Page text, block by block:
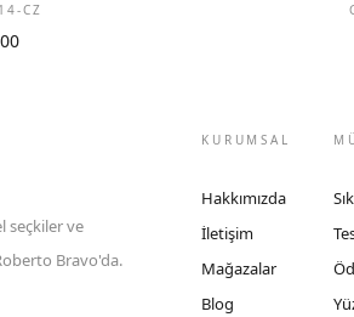
CZ
seçkiler ve
Bravo'da.
KURUMSAL
Hakkımızda
İletişim
Mağazalar
Blog